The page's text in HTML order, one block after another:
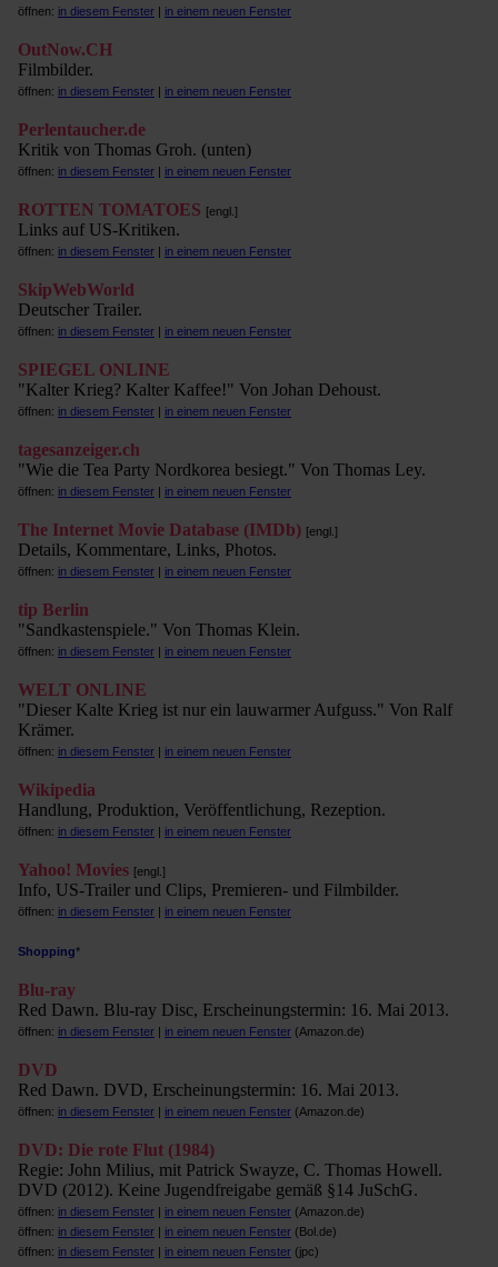
öffnen: in diesem Fenster | in einem neuen Fenster
OutNow.CH
Filmbilder.
öffnen: in diesem Fenster | in einem neuen Fenster
Perlentaucher.de
Kritik von Thomas Groh. (unten)
öffnen: in diesem Fenster | in einem neuen Fenster
ROTTEN TOMATOES [engl.]
Links auf US-Kritiken.
öffnen: in diesem Fenster | in einem neuen Fenster
SkipWebWorld
Deutscher Trailer.
öffnen: in diesem Fenster | in einem neuen Fenster
SPIEGEL ONLINE
"Kalter Krieg? Kalter Kaffee!" Von Johan Dehoust.
öffnen: in diesem Fenster | in einem neuen Fenster
tagesanzeiger.ch
"Wie die Tea Party Nordkorea besiegt." Von Thomas Ley.
öffnen: in diesem Fenster | in einem neuen Fenster
The Internet Movie Database (IMDb) [engl.]
Details, Kommentare, Links, Photos.
öffnen: in diesem Fenster | in einem neuen Fenster
tip Berlin
"Sandkastenspiele." Von Thomas Klein.
öffnen: in diesem Fenster | in einem neuen Fenster
WELT ONLINE
"Dieser Kalte Krieg ist nur ein lauwarmer Aufguss." Von Ralf
Krämer.
öffnen: in diesem Fenster | in einem neuen Fenster
Wikipedia
Handlung, Produktion, Veröffentlichung, Rezeption.
öffnen: in diesem Fenster | in einem neuen Fenster
Yahoo! Movies [engl.]
Info, US-Trailer und Clips, Premieren- und Filmbilder.
öffnen: in diesem Fenster | in einem neuen Fenster
Shopping*
Blu-ray
Red Dawn. Blu-ray Disc, Erscheinungstermin: 16. Mai 2013.
öffnen: in diesem Fenster | in einem neuen Fenster (Amazon.de)
DVD
Red Dawn. DVD, Erscheinungstermin: 16. Mai 2013.
öffnen: in diesem Fenster | in einem neuen Fenster (Amazon.de)
DVD: Die rote Flut (1984)
Regie: John Milius, mit Patrick Swayze, C. Thomas Howell.
DVD (2012). Keine Jugendfreigabe gemäß §14 JuSchG.
öffnen: in diesem Fenster | in einem neuen Fenster (Amazon.de)
öffnen: in diesem Fenster | in einem neuen Fenster (Bol.de)
öffnen: in diesem Fenster | in einem neuen Fenster (jpc)